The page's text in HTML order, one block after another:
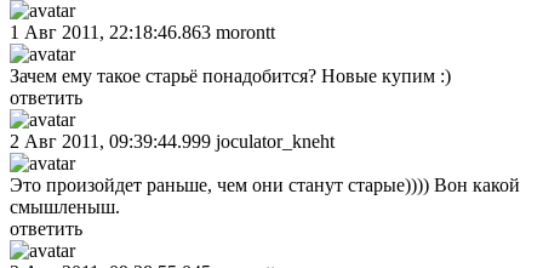
1 Авг 2011, 22:18:46.863 morontt
Зачем ему такое старьё понадобится? Новые купим :)
ответить
2 Авг 2011, 09:39:44.999 joculator_kneht
Это произойдет раньше, чем они станут старые)))) Вон какой
смышленыш.
ответить